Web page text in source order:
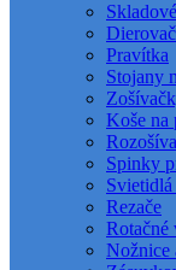
Pravítka
Stojany
Koše na
Spinky
Svietidlá
Rezače
Rotačné
Nožnice